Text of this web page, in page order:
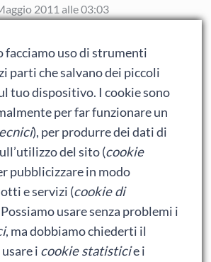
2011 alle 03:03
anticipando amazon a livello
“contro amazon” ma un
“per la salvaguardia
che tanto fa e tanto
si può ottenere facile.
propria legge è più difficile,
che per altro.
amazon VUOLE entrare in
se decide di sfondare, ci
facciamo uso di strumenti
parti che salvano dei piccoli
tuo dispositivo. I cookie sono
per far funzionare un
), per produrre dei dati di
del sito (cookie
pubblicizzare in modo
e servizi (cookie di
Possiamo usare senza problemi i
, ma dobbiamo chiederti il
i cookie statisticie i